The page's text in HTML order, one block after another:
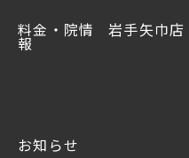
料金・院情
報
岩手矢巾店
お知らせ